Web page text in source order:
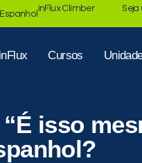
inFlux Climber
Cursos
isso